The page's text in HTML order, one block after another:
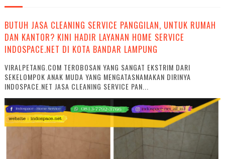
BUTUH JASA CLEANING SERVICE PANGGILAN, UNTUK RUMAH
DAN KANTOR? KINI HADIR LAYANAN HOME SERVICE
INDOSPACE.NET DI KOTA BANDAR LAMPUNG
VIRALPETANG.COM TEROBOSAN YANG SANGAT EKSTRIM DARI
SEKELOMPOK ANAK MUDA YANG MENGATASNAMAKAN DIRINYA
INDOSPACE.NET JASA CLEANING SERVICE PAN...